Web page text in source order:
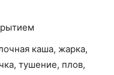
каша, жарка,
тушение, плов,